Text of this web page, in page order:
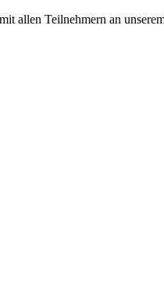
allen Teilnehmern an